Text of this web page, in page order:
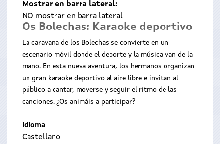
Mostrar en barra lateral:
NO mostrar en barra lateral
Os Bolechas: Karaoke deportivo
La caravana de los Bolechas se convierte en un
escenario móvil donde el deporte y la música van de la
mano. En esta nueva aventura, los hermanos organizan
un gran karaoke deportivo al aire libre e invitan al
público a cantar, moverse y seguir el ritmo de las
canciones. ¿Os animáis a participar?
Idioma
Castellano